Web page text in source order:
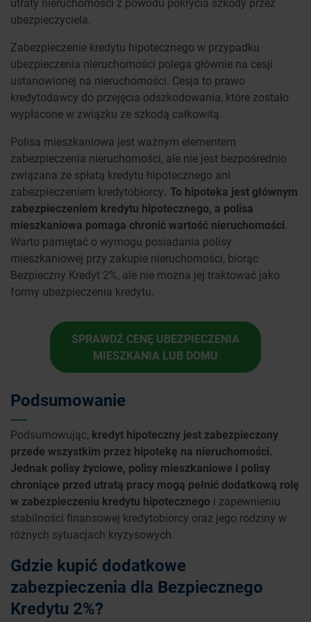
ubezpieczyciela.
Zabezpieczenie kredytu hipotecznego w przypadku
ubezpieczenia nieruchomości polega głównie na cesji
ustanowionej na nieruchomości. Cesja to prawo
kredytodawcy do przejęcia odszkodowania, które zostało
wypłacone w związku ze szkodą całkowitą.
Polisa mieszkaniowa jest ważnym elementem
zabezpieczenia nieruchomości, ale nie jest bezpośrednio
związana ze spłatą kredytu hipotecznego ani
zabezpieczeniem kredytobiorcy. To hipoteka jest głównym
zabezpieczeniem kredytu hipotecznego, a polisa
mieszkaniowa pomaga chronić wartość nieruchomości.
Warto pamiętać o wymogu posiadania polisy
mieszkaniowej przy zakupie nieruchomości, biorąc
Bezpieczny Kredyt 2%, ale nie można jej traktować jako
formy ubezpieczenia kredytu.
SPRAWDŹ CENĘ UBEZPIECZENIA
MIESZKANIA LUB DOMU
Podsumowanie
Podsumowując, kredyt hipoteczny jest zabezpieczony
przede wszystkim przez hipotekę na nieruchomości.
Jednak polisy życiowe, polisy mieszkaniowe i polisy
chroniące przed utratą pracy mogą pełnić dodatkową rolę
w zabezpieczeniu kredytu hipotecznego i zapewnieniu
stabilności finansowej kredytobiorcy oraz jego rodziny w
różnych sytuacjach kryzysowych.
Gdzie kupić dodatkowe
zabezpieczenia dla Bezpiecznego
Kredytu 2%?